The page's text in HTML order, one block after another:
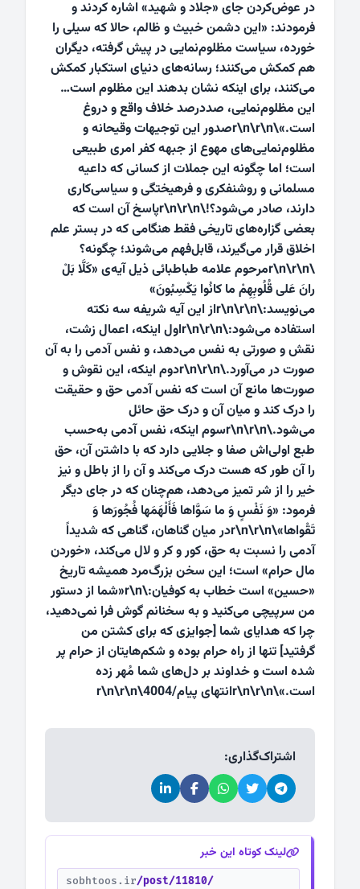
در عوض‌کردن جای «جلاد و شهید» اشاره‌ کردند و
فرمودند: «این دشمن خبیث و ظالم، حالا که سیلی را
خورده، سیاست مظلوم‌نمایی در پیش گرفته، دیگران
هم کمکش می‌کنند؛ رسانه‌های دنیای استکبار کمکش
می‌کنند، برای اینکه نشان بدهند این مظلوم است…
این مظلوم‌نمایی، صددرصد خلاف واقع و دروغ
است.»\r\n\r\nصدور این توجیهات وقیحانه و
مظلوم‌نمایی‌های مهوع از جبهه‌ کفر امری‌ طبیعی
است؛ اما چگونه این جملات از کسانی‌ که داعیه‌
مسلمانی و روشنفکری و فرهیختگی و سیاسی‌کاری
دارند، صادر می‌شود؟!\r\n\r\nپاسخ آن است که
بعضی گزاره‌های تاریخی فقط هنگامی‌ که در بستر علم
اخلاق قرار می‌گیرند، قابل‌فهم می‌شوند؛ چگونه؟
\r\n\r\nمرحوم علامه‌ طباطبائی ذیل آیه‌ی «کَلَّا بَلْ
رانَ عَلى‌ قُلُوبِهِمْ ما کانُوا یَکْسِبُونَ»
می‌نویسد:\r\n\r\nاز این آیه شریفه سه نکته
استفاده مى‌شود:\r\n\r\nاول اینکه، اعمال زشت،
نقش و صورتى به نفس مى‌دهد، و نفس آدمى را به آن
صورت در مى‌آورد.\r\n\r\nدوم اینکه، این نقوش و
صورت‌ها مانع آن است که نفس آدمى حق و حقیقت
را درک کند و میان آن و درک حق حائل
مى‌شود.\r\n\r\nسوم اینکه، نفس آدمى به‌حسب
طبع اولی‌اش صفا و جلایى دارد که با داشتن آن، حق
را آن طور که هست درک مى‌کند و آن را از باطل و نیز
خیر را از شر تمیز مى‌دهد، هم‌چنان که در جاى دیگر
فرمود: «وَ نَفْسٍ وَ ما سَوَّاها فَأَلْهَمَها فُجُورَها وَ
تَقْواها»\r\n\r\nدر میان گناهان، گناهی که شدیداً
آدمی را نسبت به حق، کور و کر و لال می‌کند، «خوردن
مال حرام» است؛ این سخن بزرگ‌مرد همیشه‌ تاریخ
«حسین» است خطاب به کوفیان:\r\n«شما از دستور
من سرپیچى مى‌کنید و به سخنانم گوش فرا نمى‌دهید،
چرا که هدایاى شما [جوایزى که براى کشتن من
گرفتید] تنها از راه حرام بوده و شکم‌هایتان از حرام پر
شده است و خداوند بر دل‌هاى شما مُهر زده
است.»\r\n\r\nانتهای پیام/4004\r\n\r\n
اشتراک‌گذاری:
لینک کوتاه این خبر
sobhtoos.ir/post/11810/